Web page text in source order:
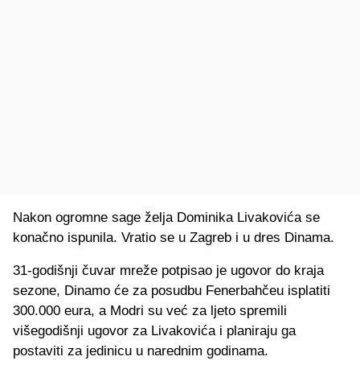
Nakon ogromne sage želja Dominika Livakovića se
konačno ispunila. Vratio se u Zagreb i u dres Dinama.
31-godišnji čuvar mreže potpisao je ugovor do kraja
sezone, Dinamo će za posudbu Fenerbahčeu isplatiti
300.000 eura, a Modri su već za ljeto spremili
višegodišnji ugovor za Livakovića i planiraju ga
postaviti za jedinicu u narednim godinama.